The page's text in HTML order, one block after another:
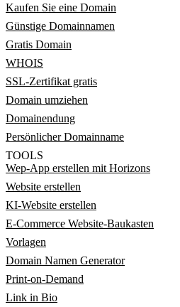
Kaufen Sie eine Domain
Günstige Domainnamen
Gratis Domain
WHOIS
SSL-Zertifikat gratis
Domain umziehen
Domainendung
Persönlicher Domainname
TOOLS
Wep-App erstellen mit Horizons
Website erstellen
KI-Website erstellen
E-Commerce Website-Baukasten
Vorlagen
Domain Namen Generator
Print-on-Demand
Link in Bio